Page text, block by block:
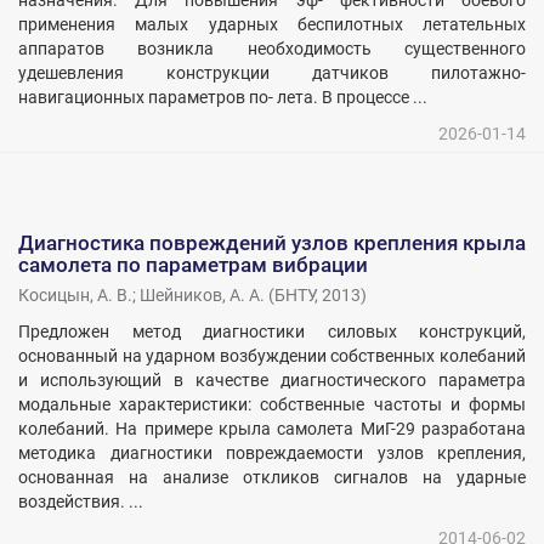
применения малых ударных беспилотных летательных
аппаратов возникла необходимость существенного
удешевления конструкции датчиков пилотажно-
навигационных параметров по- лета. В процессе ...
2026-01-14
Диагностика повреждений узлов крепления крыла
самолета по параметрам вибрации
Косицын, А. В.; Шейников, А. А. (БНТУ, 2013)
Предложен метод диагностики силовых конструкций,
основанный на ударном возбуждении собственных колебаний
и использующий в качестве диагностического параметра
модальные характеристики: собственные частоты и формы
колебаний. На примере крыла самолета МиГ-29 разработана
методика диагностики повреждаемости узлов крепления,
основанная на анализе откликов сигналов на ударные
воздействия. ...
2014-06-02